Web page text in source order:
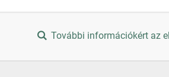
További információkért az